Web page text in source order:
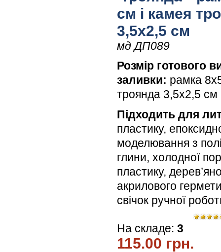
см і камея
3,5х2,5 см
мд ДП089
Розмір готового
заливки: рамка
троянда 3,5х2,5 см
Підходить для
пластику,
моделювання з
глини, холодної
пластику,
акрилового
свічок ручної
На складе: 3
115.00 грн.